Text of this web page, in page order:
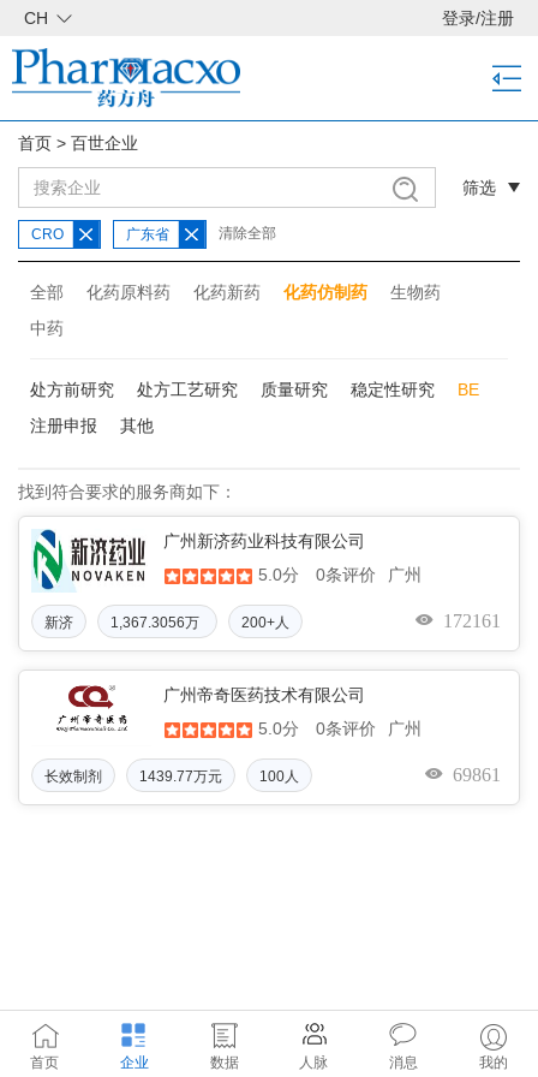
CH 登录/注册
首页 > 百世企业
筛选
CRO 广东省 清除全部
全部 化药原料药 化药新药 化药仿制药
生物药
中药
处方前研究 处方工艺研究 质量研究 稳定性研究
BE
注册申报
其他
找到符合要求的服务商如下：
广州新济药业科技有限公司
5.0分
0条评价 广州
新济
1,367.3056万
(元)
200+人 172161
广州帝奇医药技术有限公司
5.0分
0条评价 广州
长效制剂 1439.77万元 100人 69861
首页 企业 数据 人脉 消息 我的